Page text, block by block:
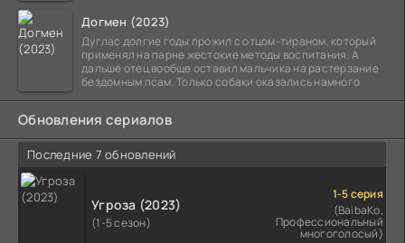
Догмен (2023)
Дуглас долгие годы прожил с отцом-тираном, который
применял на парне жестокие методы воспитания. А
дальше отец вообще оставил мальчика на растерзание
бездомным псам. Только собаки оказались намного
Обновления сериалов
Последние 7 обновлений
Угроза (2023)
(1-5 сезон)
1-5 серия
(BaibaKo,
Профессиональный
многоголосый)